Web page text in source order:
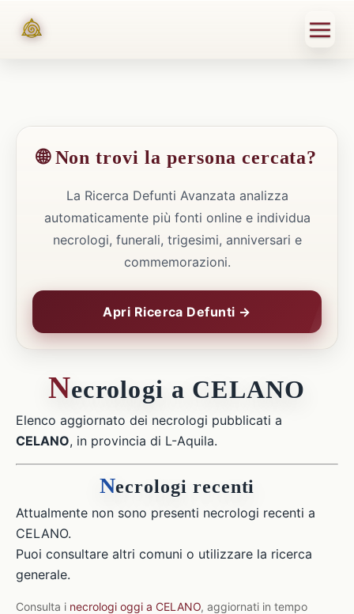
🌐 Non trovi la persona cercata?
La Ricerca Defunti Avanzata analizza
automaticamente più fonti online e individua
necrologi, funerali, trigesimi, anniversari e
commemorazioni.
Apri Ricerca Defunti →
Necrologi a CELANO
Elenco aggiornato dei necrologi pubblicati a
CELANO, in provincia di L-Aquila.
Necrologi recenti
Attualmente non sono presenti necrologi recenti a
CELANO.
Puoi consultare altri comuni o utilizzare la ricerca
generale.
Consulta i necrologi oggi a CELANO, aggiornati in tempo